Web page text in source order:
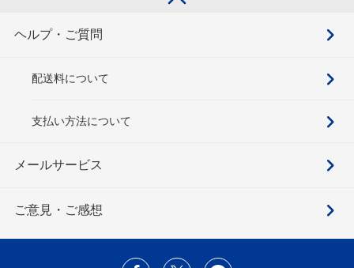
ヘルプ・ご質問
配送料について
支払い方法について
メールサービス
ご意見・ご感想